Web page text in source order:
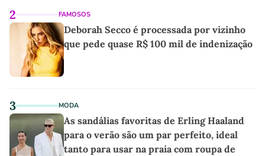
2 FAMOSOS
Deborah Secco é processada por vizinho
que pede quase R$ 100 mil de indenização
3 MODA
As sandálias favoritas de Erling Haaland
para o verão são um par perfeito, ideal
tanto para usar na praia com roupa de